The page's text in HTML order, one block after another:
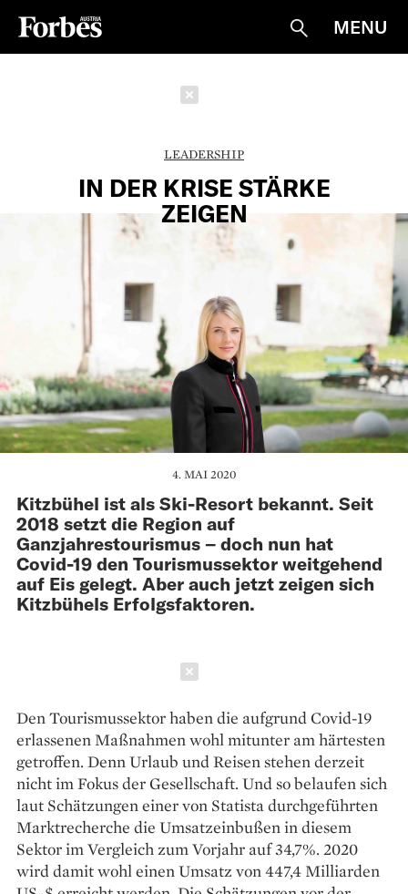
Suche
MENU
LEADERSHIP
IN DER KRISE STÄRKE
ZEIGEN
4. MAI 2020
Kitzbühel ist als Ski-Resort bekannt. Seit
2018 setzt die Region auf
Ganzjahrestourismus – doch nun hat
Covid-19 den Tourismussektor weitgehend
auf Eis gelegt. Aber auch jetzt zeigen sich
Kitzbühels Erfolgsfaktoren.
Den Tourismussektor haben die aufgrund Covid-19
erlassenen Maßnahmen wohl mitunter am härtesten
getroffen. Denn Urlaub und Reisen stehen derzeit
nicht im Fokus der Gesellschaft. Und so belaufen sich
laut Schätzungen einer von Statista durchgeführten
Marktrecherche die Umsatzeinbußen in diesem
Sektor im Vergleich zum Vorjahr auf 34,7%. 2020
wird damit wohl einen Umsatz von 447,4 Milliarden